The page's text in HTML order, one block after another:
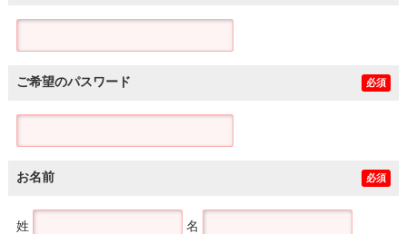
ご希望のパスワード 必須
お名前 必須
姓 名